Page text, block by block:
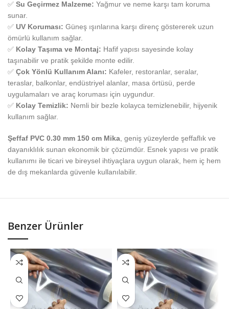
✅ Su Geçirmez Malzeme: Yağmur ve neme karşı tam koruma
sunar.
✅ UV Koruması: Güneş ışınlarına karşı direnç göstererek uzun
ömürlü kullanım sağlar.
✅ Kolay Taşıma ve Montaj: Hafif yapısı sayesinde kolay
taşınabilir ve pratik şekilde monte edilir.
✅ Çok Yönlü Kullanım Alanı: Kafeler, restoranlar, seralar,
teraslar, balkonlar, endüstriyel alanlar, masa örtüsü, perde
uygulamaları ve araç koruması için uygundur.
✅ Kolay Temizlik: Nemli bir bezle kolayca temizlenebilir, hijyenik
kullanım sağlar.
Şeffaf PVC 0.30 mm 150 cm Mika , geniş yüzeylerde şeffaflık ve
dayanıklılık sunan ekonomik bir çözümdür. Esnek yapısı ve pratik
kullanımı ile ticari ve bireysel ihtiyaçlara uygun olarak, hem iç hem
de dış mekanlarda güvenle kullanılabilir.
Benzer Ürünler